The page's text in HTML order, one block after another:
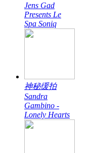
Jens Gad
Presents Le
Spa Soniq
神秘缓拍
Sandra
Gambino -
Lonely Hearts